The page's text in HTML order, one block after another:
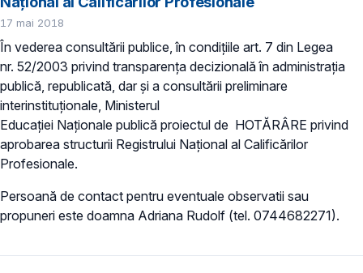
17 mai 2018
În vederea consultării publice, în condițiile art. 7 din Legea
nr. 52/2003 privind transparența decizională în administrația
publică, republicată, dar și a consultării preliminare
interinstituționale, Ministerul
Educației Naționale publică proiectu​l de HOTĂRÂRE privind
aprobarea structurii Registrului Național al Calificărilor
Profesionale.
Persoană de contact pentru eventuale observatii sau
propuneri este doamna Adriana Rudolf (tel. 0744682271).